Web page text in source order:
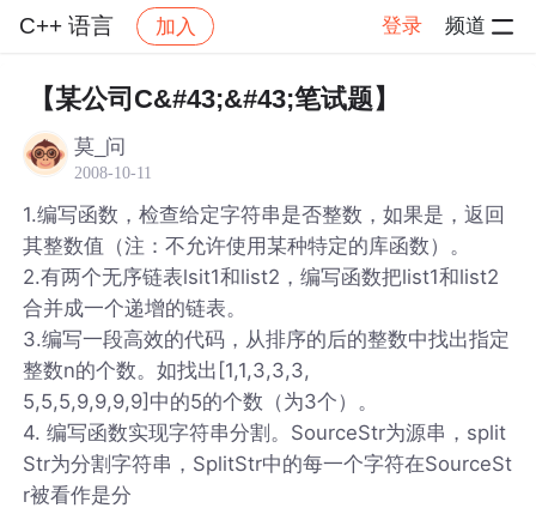
C++ 语言 加入 登录 频道
社区 C++ 语言 帖子详情
【某公司C&#43;&#43;笔试题】
莫_问
2008-10-11
1.编写函数，检查给定字符串是否整数，如果是，返回
其整数值（注：不允许使用某种特定的库函数）。
2.有两个无序链表lsit1和list2，编写函数把list1和list2
合并成一个递增的链表。
3.编写一段高效的代码，从排序的后的整数中找出指定
整数n的个数。如找出[1,1,3,3,3,
5,5,5,9,9,9,9]中的5的个数（为3个）。
4. 编写函数实现字符串分割。SourceStr为源串，split
Str为分割字符串，SplitStr中的每一个字符在SourceSt
r被看作是分